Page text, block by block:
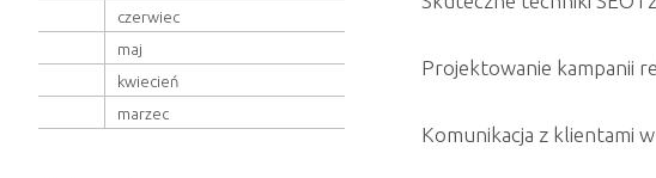
Projektowanie kampanii
Komunikacja z klientami
czerwiec
maj
kwiecień
marzec